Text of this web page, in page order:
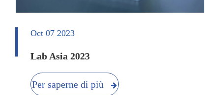
Oct 07 2023
Lab Asia 2023
Per saperne di più